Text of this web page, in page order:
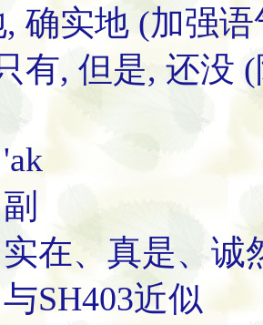
确实地 (加强语
有, 但是, 还没
在、真是、诚
SH403近似